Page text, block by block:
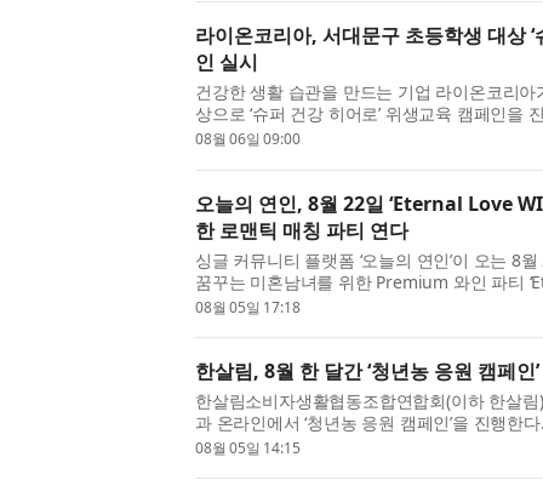
라이온코리아, 서대문구 초등학생 대상
인 실시
건강한 생활 습관을 만드는 기업 라이온코리
상으로 ‘슈퍼 건강 히어로’ 위생교육 캠페인을
기획한 이번 프로그램은 라이온코리아와 서대
08월 06일 09:00
오늘의 연인, 8월 22일 ‘Eternal Love
한 로맨틱 매칭 파티 연다
싱글 커뮤니티 플랫폼 ‘오늘의 연인’이 오는 8
꿈꾸는 미혼남녀를 위한 Premium 와인 파티
다. ‘도심 속의 로맨스, 그리고 설렘의 시작’이
08월 05일 17:18
한살림, 8월 한 달간 ‘청년농 응원 캠페인
한살림소비자생활협동조합연합회(이하 한살
과 온라인에서 ‘청년농 응원 캠페인’을 진행한
성 사업의 일환으로, 소비자와 청년농부가 직
08월 05일 14:15